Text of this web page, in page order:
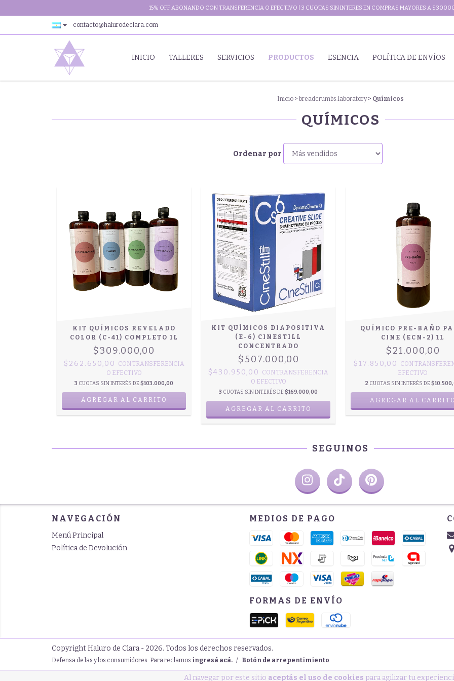
Al navegar por este sitio aceptás el uso de cookies para agilizar tu
15% OFF ABONANDO CON TRANSFERENCIA O EFECTIVO | 3 CUOTAS SIN INTERES EN COMPRAS MAYORES A
contacto@halurodeclara.com
INICIO TALLERES SERVICIOS PRODUCTOS ESENCIA POLÍTICA DE ENVÍOS
Inicio > breadcrumbs.laboratory > Químicos
QUÍMICOS
Ordenar por
KIT QUÍMICOS REVELADO
COLOR (C-41) COMPLETO 1L
$309.000,00
$262.650,00 CONTRANSFERENCIA
O EFECTIVO
3 CUOTAS SIN INTERÉS DE $103.000,00
AGREGAR AL CARRITO
KIT QUÍMICOS DIAPOSITIVA
(E-6) CINESTILL
CONCENTRADO
$507.000,00
$430.950,00 CONTRANSFERENCIA
O EFECTIVO
3 CUOTAS SIN INTERÉS DE $169.000,00
QUÍMICO PRE-BAÑO
CINE (ECN-2) 1L
$21.000,00
$17.850,00 CON
EFECTIVO
2 CUOTAS SIN INTERÉS DE
SEGUINOS
NAVEGACIÓN
Menú Principal
Política de Devolución
MEDIOS DE PAGO
FORMAS DE ENVÍO
Copyright Haluro de Clara - 2026. Todos los derechos reservados.
Defensa de las y los consumidores. Para reclamos ingresá acá. / Botón de arrepentimiento